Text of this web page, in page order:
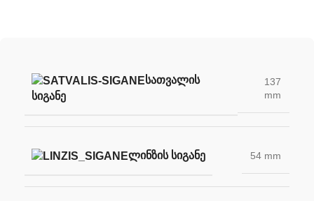
ᲡᲐᲗᲕᲐᲚᲘᲡ
ᲡᲘᲒᲐᲜᲔ
137
mm
ᲚᲘᲜᲖᲘᲡ ᲡᲘᲒᲐᲜᲔ 54 mm